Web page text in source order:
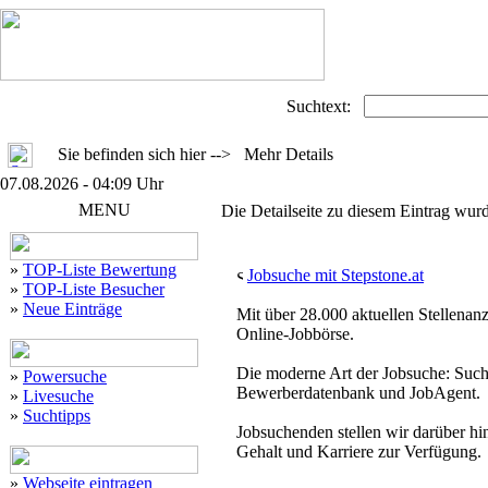
Suchtext:
Sie befinden sich hier --> Mehr Details
07.08.2026 - 04:09 Uhr
MENU
» TOP-Liste Bewertung
» TOP-Liste Besucher
» Neue Einträge
» Powersuche
» Livesuche
» Suchtipps
» Webseite eintragen
Die Detailseite zu diesem Eintrag
Jobsuche mit Stepstone.at
Mit über 28.000 aktuellen
Online-Jobbörse.
Die moderne Art der Jobsuche:
Bewerberdatenbank und JobAgent.
Jobsuchenden stellen wir darüber
Gehalt und Karriere zur Verfügung.